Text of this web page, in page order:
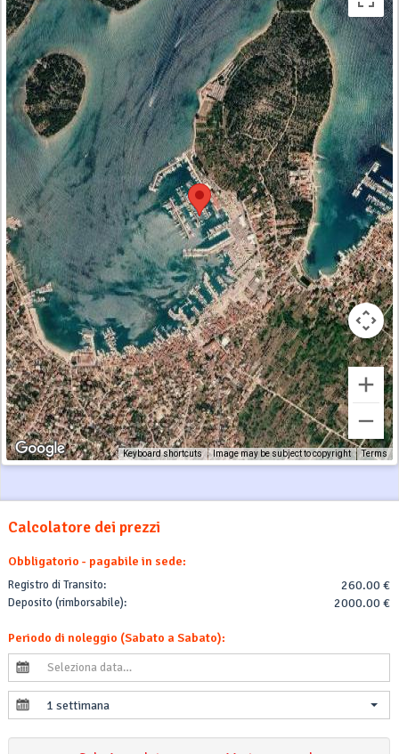
Keyboard shortcuts Image may be subject to copyright Terms
Calcolatore dei prezzi
Obbligatorio - pagabile in sede:
Registro di Transito: 260.00 €
Deposito (rimborsabile): 2000.00 €
Periodo di noleggio (Sabato a Sabato):
1 settimana